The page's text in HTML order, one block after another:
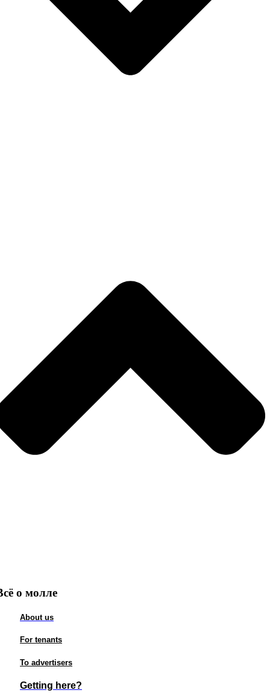
о молле
About us
For tenants
To advertisers
Getting here?